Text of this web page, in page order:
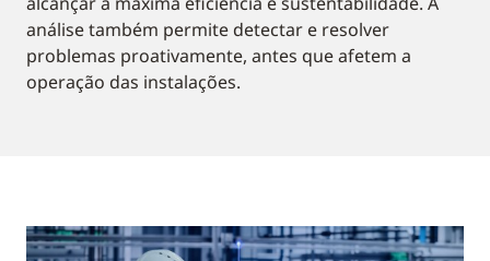
análise também permite detectar e resolver
problemas proativamente, antes que afetem a
operação das instalações.